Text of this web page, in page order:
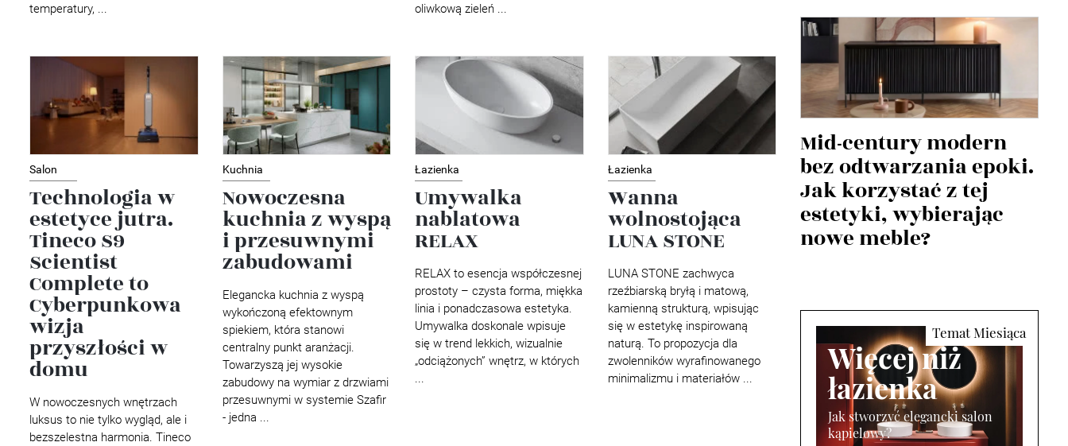
temperatury, ...
oliwkową zieleń ...
Salon
Technologia w
estetyce jutra.
Tineco S9
Scientist
Complete to
Cyberpunkowa
wizja
przyszłości w
domu
W nowoczesnych wnętrzach
luksus to nie tylko wygląd, ale i
bezszelestna harmonia. Tineco
Kuchnia
Nowoczesna
kuchnia z wyspą
i przesuwnymi
zabudowami
Elegancka kuchnia z wyspą
wykończoną efektownym
spiekiem, która stanowi
centralny punkt aranżacji.
Towarzyszą jej wysokie
zabudowy na wymiar z drzwiami
przesuwnymi w systemie Szafir
- jedna ...
Łazienka
Umywalka
nablatowa
RELAX
RELAX to esencja współczesnej
prostoty – czysta forma, miękka
linia i ponadczasowa estetyka.
Umywalka doskonale wpisuje
się w trend lekkich, wizualnie
„odciążonych” wnętrz, w których
...
Łazienka
Wanna
wolnostojąca
LUNA STONE
LUNA STONE zachwyca
rzeźbiarską bryłą i matową,
kamienną strukturą, wpisując
się w estetykę inspirowaną
naturą. To propozycja dla
zwolenników wyrafinowanego
minimalizmu i materiałów ...
Mid-century modern
bez odtwarzania epoki.
Jak korzystać z tej
estetyki, wybierając
nowe meble?
Więcej niż
łazienka
Jak stworzyć elegancki salon
kąpielowy?